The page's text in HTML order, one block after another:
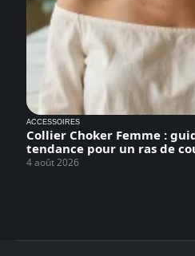
ACCESSOIRES
Collier Choker Femme :
tendance pour un ras de
4 août 2026